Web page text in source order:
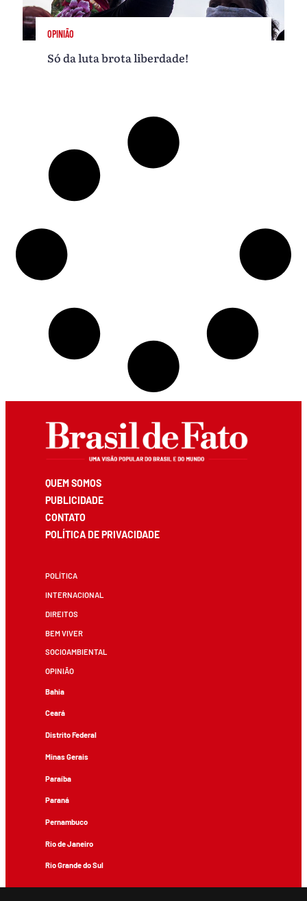
OPINIÃO
Só da luta brota liberdade!
QUEM SOMOS
PUBLICIDADE
CONTATO
POLÍTICA DE PRIVACIDADE
POLÍTICA
INTERNACIONAL
DIREITOS
BEM VIVER
SOCIOAMBIENTAL
OPINIÃO
Bahia
Ceará
Distrito Federal
Minas Gerais
Paraíba
Paraná
Pernambuco
Rio de Janeiro
Rio Grande do Sul